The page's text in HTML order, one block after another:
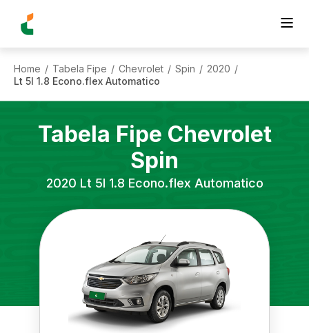
Home / Tabela Fipe / Chevrolet / Spin / 2020 /
Lt 5l 1.8 Econo.flex Automatico
Tabela Fipe Chevrolet
Spin
2020 Lt 5l 1.8 Econo.flex Automatico